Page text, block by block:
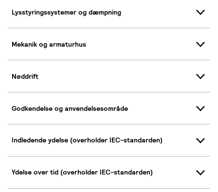
Lysstyringssystemer og dæmpning
Mekanik og armaturhus
Nøddrift
Godkendelse og anvendelsesområde
Indledende ydelse (overholder IEC-standarden)
Ydelse over tid (overholder IEC-standarden)